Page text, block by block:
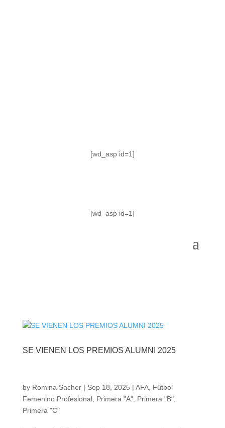
[wd_asp id=1]
[wd_asp id=1]
SE VIENEN LOS PREMIOS ALUMNI 2025
by Romina Sacher| Sep 18, 2025 | AFA, Fútbol
Femenino Profesional, Primera "A", Primera "B",
Primera "C"